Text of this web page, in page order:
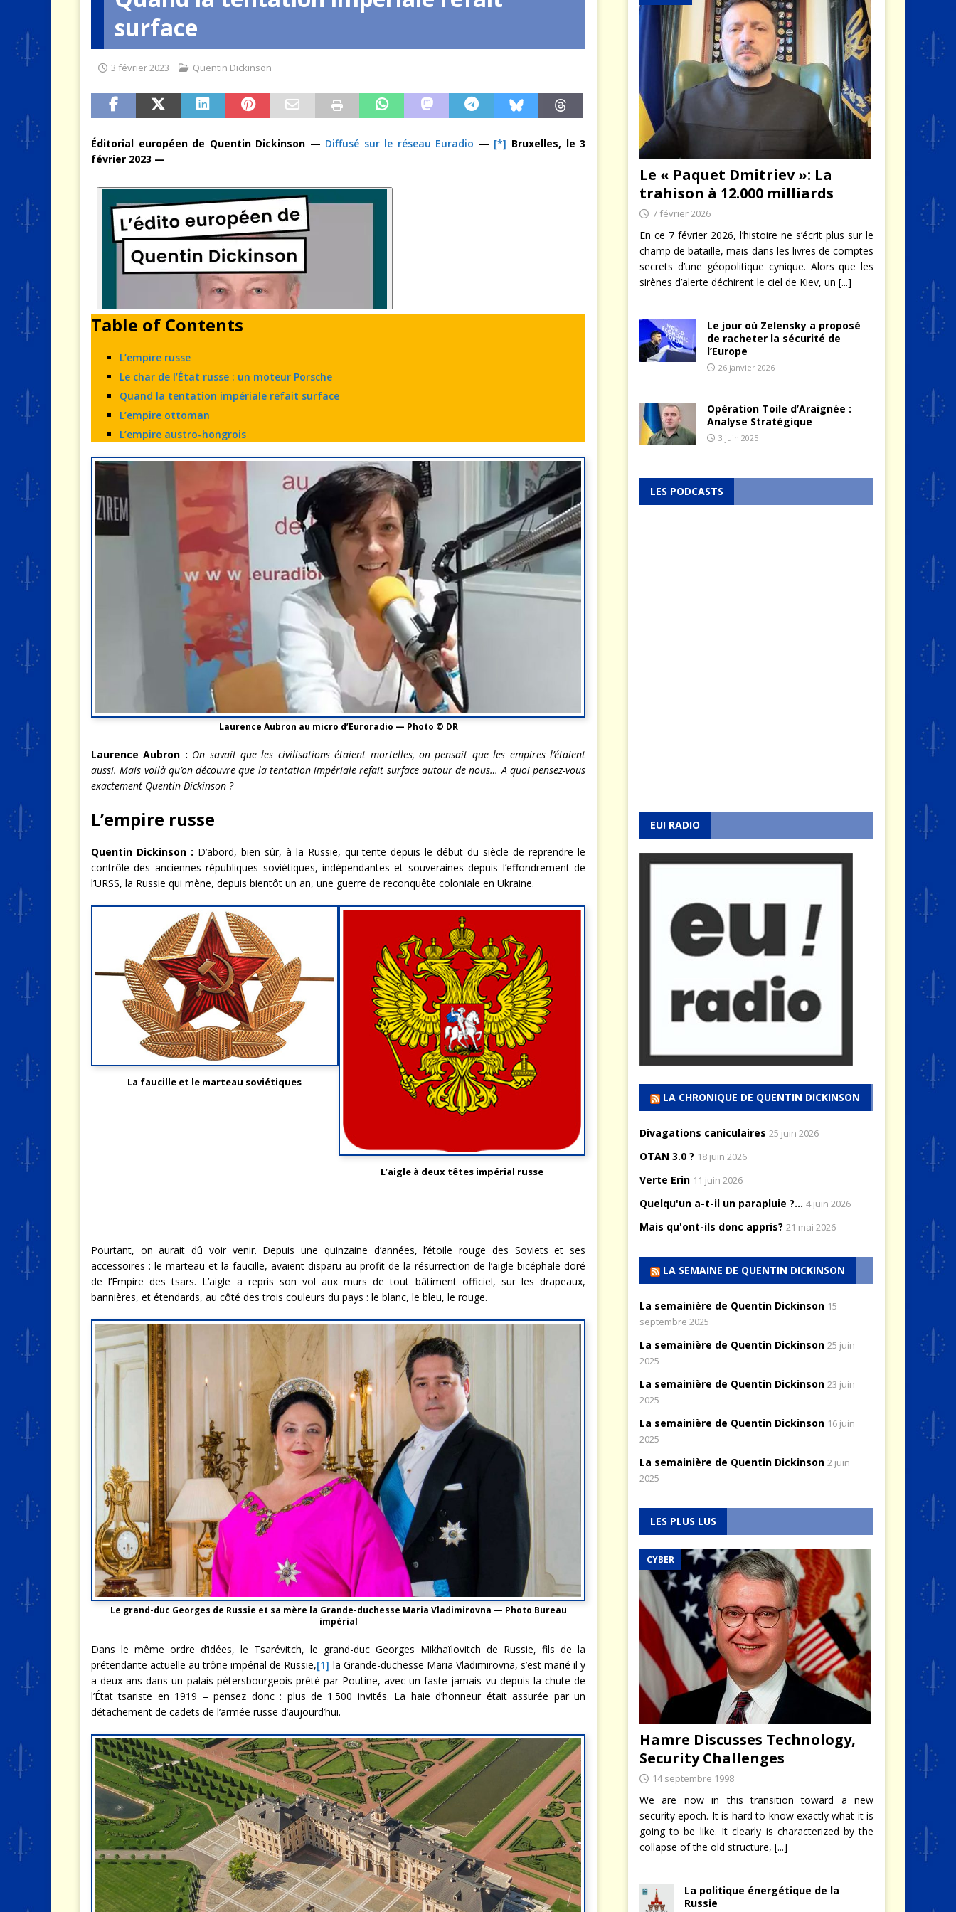
[ 4 août 2026 ]
surface
3 février 2023 Quentin Dickinson
Éditorial européen de Quentin Dickinson — Diffusé sur le réseau Euradio — [*] Bruxelles, le 3
février 2023 —
Table of Contents
L’empire russe
Le char de l’État russe : un moteur Porsche
Quand la tentation impériale refait surface
L’empire ottoman
L’empire austro-hongrois
Laurence Aubron au micro d’Euroradio — Photo © DR
Laurence Aubron : On savait que les civilisations étaient mortelles, on pensait que les empires l’étaient
aussi. Mais voilà qu’on découvre que la tentation impériale refait surface autour de nous… A quoi pensez-vous
exactement Quentin Dickinson ?
L’empire russe
Quentin Dickinson : D’abord, bien sûr, à la Russie, qui tente depuis le début du siècle de reprendre le
contrôle des anciennes républiques soviétiques, indépendantes et souveraines depuis l’effondrement de
l’URSS, la Russie qui mène, depuis bientôt un an, une guerre de reconquête coloniale en Ukraine.
La faucille et le marteau soviétiques
L’aigle à deux têtes impérial russe
Pourtant, on aurait dû voir venir. Depuis une quinzaine d’années, l’étoile rouge des Soviets et ses
accessoires : le marteau et la faucille, avaient disparu au profit de la résurrection de l’aigle bicéphale doré
de l’Empire des tsars. L’aigle a repris son vol aux murs de tout bâtiment officiel, sur les drapeaux,
bannières, et étendards, au côté des trois couleurs du pays : le blanc, le bleu, le rouge.
Le grand-duc Georges de Russie et sa mère la Grande-duchesse Maria Vladimirovna — Photo Bureau
impérial
Dans le même ordre d’idées, le Tsarévitch, le grand-duc Georges Mikhaïlovitch de Russie, fils de la
prétendante actuelle au trône impérial de Russie,[1] la Grande-duchesse Maria Vladimirovna, s’est marié il y
a deux ans dans un palais pétersbourgeois prêté par Poutine, avec un faste jamais vu depuis la chute de
l’État tsariste en 1919 – pensez donc : plus de 1.500 invités. La haie d’honneur était assurée par un
détachement de cadets de l’armée russe d’aujourd’hui.
Le « Paquet Dmitriev »: La
trahison à 12.000 milliards
7 février 2026
En ce 7 février 2026, l’histoire ne s’écrit plus sur le
champ de bataille, mais dans les livres de comptes
secrets d’une géopolitique cynique. Alors que les
sirènes d’alerte déchirent le ciel de Kiev, un [...]
Le jour où Zelensky a proposé
de racheter la sécurité de
l’Europe
26 janvier 2026
Opération Toile d’Araignée :
Analyse Stratégique
3 juin 2025
LES PODCASTS
EU! RADIO
LA CHRONIQUE DE QUENTIN DICKINSON
Divagations caniculaires 25 juin 2026
OTAN 3.0 ? 18 juin 2026
Verte Erin 11 juin 2026
Quelqu'un a-t-il un parapluie ?... 4 juin 2026
Mais qu'ont-ils donc appris? 21 mai 2026
LA SEMAINE DE QUENTIN DICKINSON
La semainière de Quentin Dickinson 15
septembre 2025
La semainière de Quentin Dickinson 25 juin
2025
La semainière de Quentin Dickinson 23 juin
2025
La semainière de Quentin Dickinson 16 juin
2025
La semainière de Quentin Dickinson 2 juin
2025
LES PLUS LUS
CYBER
Hamre Discusses Technology,
Security Challenges
14 septembre 1998
We are now in this transition toward a new
security epoch. It is hard to know exactly what it is
going to be like. It clearly is characterized by the
collapse of the old structure, [...]
La politique énergétique de la
Russie